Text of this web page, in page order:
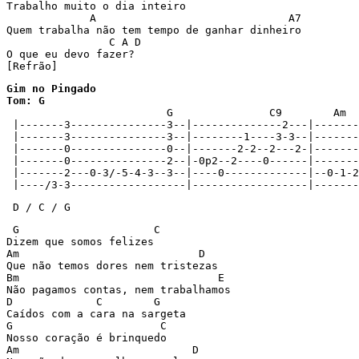
Trabalho muito o dia inteiro
             A                              A7
Quem trabalha não tem tempo de ganhar dinheiro
                C A D
O que eu devo fazer?
[Refrão]
Gim no Pingado
Tom: G
|-------3---------------3--|--------------2---
|-------3---------------3--|--------1----3-3--
|-------0---------------0--|-------2-2--2---2-
|-------0---------------2--|-0p2--2----0------
|-------2---0-3/-5-4-3--3--|----0-------------|--0-
|----/3-3------------------|------------------
D / C / G
G                     C
Dizem que somos felizes
Am                            D
Que não temos dores nem tristezas
Bm                               E
Não pagamos contas, nem trabalhamos
D             C        G
Caídos com a cara na sargeta
G     			C
Nosso coração é brinquedo
Am			     D